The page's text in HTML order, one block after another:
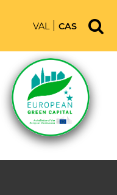
VAL CAS